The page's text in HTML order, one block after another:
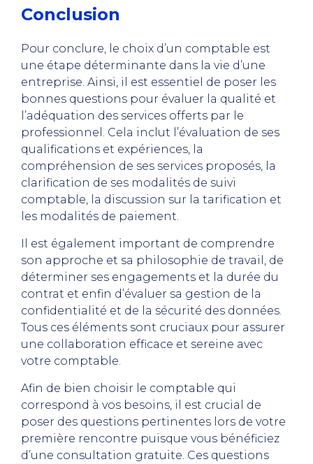
Conclusion
Pour conclure, le choix d’un comptable est
une étape déterminante dans la vie d’une
entreprise. Ainsi, il est essentiel de poser les
bonnes questions pour évaluer la qualité et
l’adéquation des services offerts par le
professionnel. Cela inclut l’évaluation de ses
qualifications et expériences, la
compréhension de ses services proposés, la
clarification de ses modalités de suivi
comptable, la discussion sur la tarification et
les modalités de paiement.
Il est également important de comprendre
son approche et sa philosophie de travail, de
déterminer ses engagements et la durée du
contrat et enfin d’évaluer sa gestion de la
confidentialité et de la sécurité des données.
Tous ces éléments sont cruciaux pour assurer
une collaboration efficace et sereine avec
votre comptable.
Afin de bien choisir le comptable qui
correspond à vos besoins, il est crucial de
poser des questions pertinentes lors de votre
première rencontre puisque vous bénéficiez
d’une consultation gratuite. Ces questions